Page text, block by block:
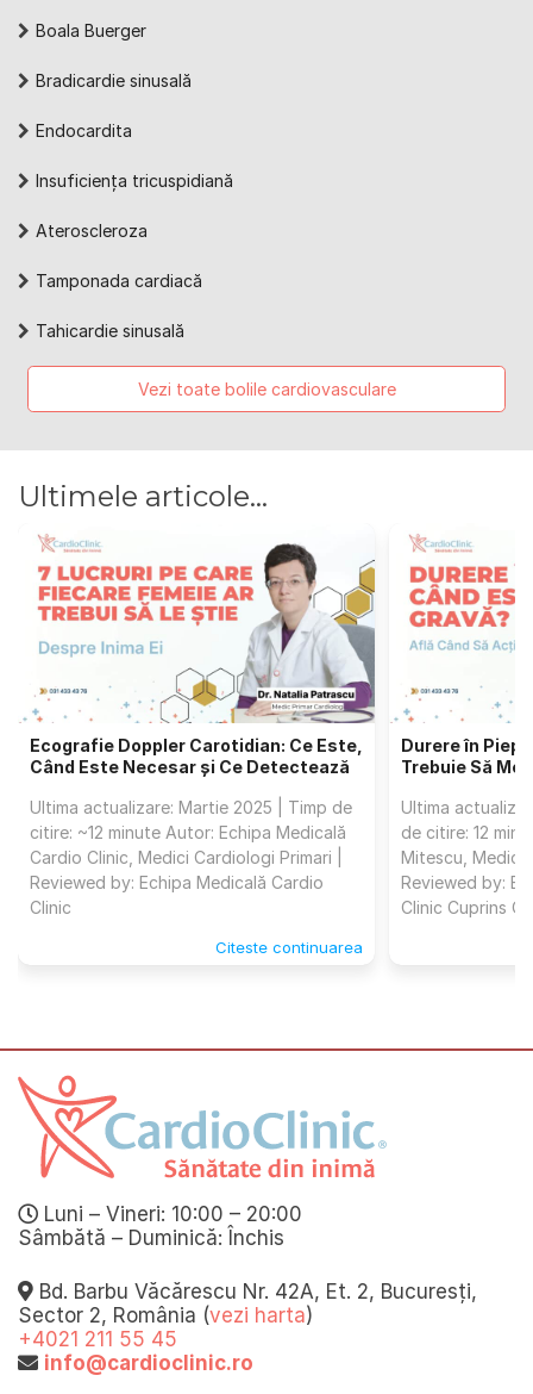
Boala Buerger
Bradicardie sinusală
Endocardita
Insuficiența tricuspidiană
Ateroscleroza
Tamponada cardiacă
Tahicardie sinusală
Vezi toate bolile cardiovasculare
Ultimele articole...
Ecografie Doppler Carotidian: Ce Este,
Când Este Necesar și Ce Detectează
Ultima actualizare: Martie 2025 | Timp de
citire: ~12 minute Autor: Echipa Medicală
Cardio Clinic, Medici Cardiologi Primari |
Reviewed by: Echipa Medicală Cardio
Clinic
Citeste continuarea
Durere în
Trebuie Să
Ultima
de citire: 12
Mitescu, Medic
Reviewed by:
Clinic Cuprins
Luni – Vineri: 10:00 – 20:00
Sâmbătă – Duminică: Închis
Bd. Barbu Văcărescu Nr. 42A, Et. 2, Bucuresți,
Sector 2, România (vezi harta)
+4021 211 55 45
info@cardioclinic.ro